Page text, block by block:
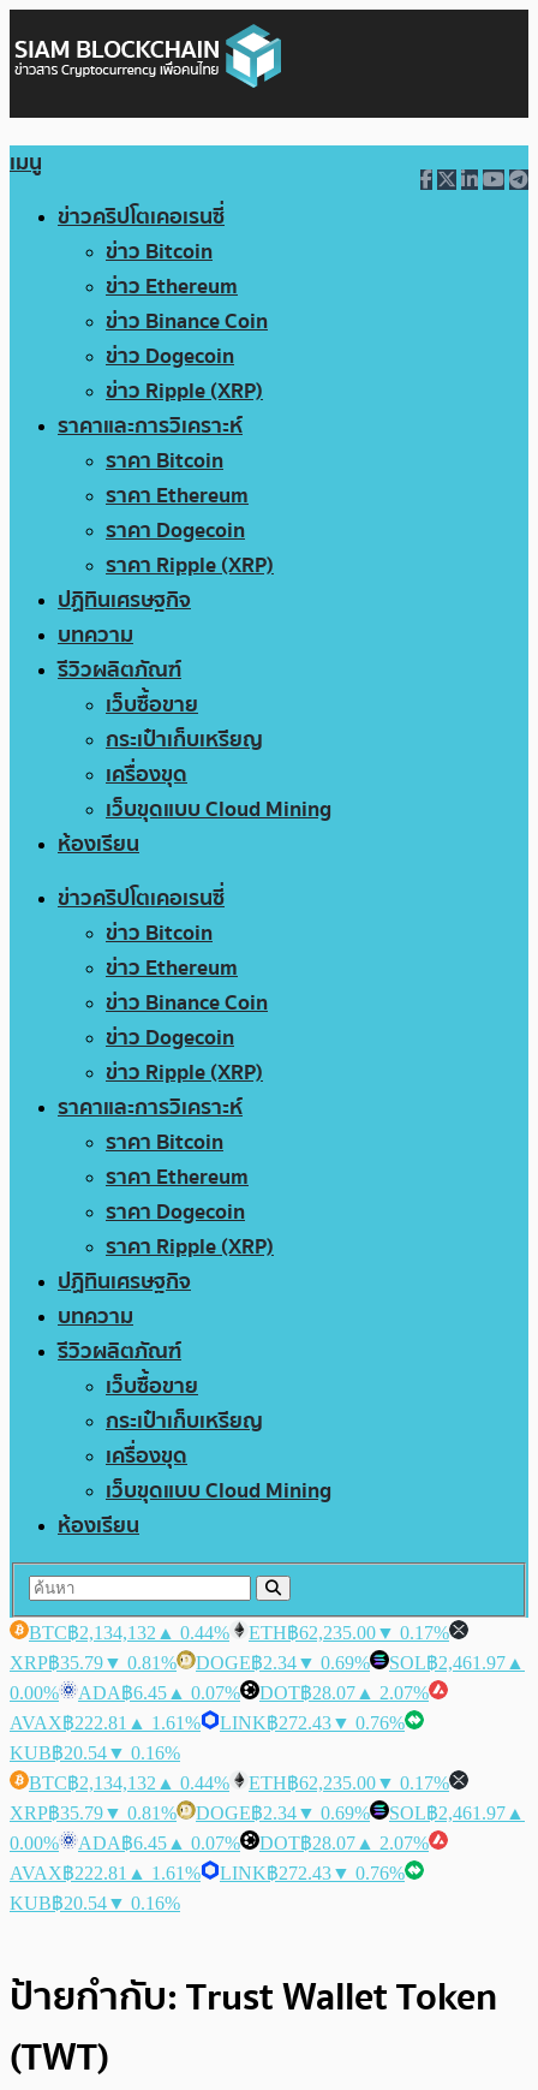
เมนู
ข่าวคริปโตเคอเรนซี่
ข่าว Bitcoin
ข่าว Ethereum
ข่าว Binance Coin
ข่าว Dogecoin
ข่าว Ripple (XRP)
ราคาและการวิเคราะห์
ราคา Bitcoin
ราคา Ethereum
ราคา Dogecoin
ราคา Ripple (XRP)
ปฏิทินเศรษฐกิจ
บทความ
รีวิวผลิตภัณฑ์
เว็บซื้อขาย
กระเป๋าเก็บเหรียญ
เครื่องขุด
เว็บขุดแบบ Cloud Mining
ห้องเรียน
ข่าวคริปโตเคอเรนซี่
ข่าว Bitcoin
ข่าว Ethereum
ข่าว Binance Coin
ข่าว Dogecoin
ข่าว Ripple (XRP)
ราคาและการวิเคราะห์
ราคา Bitcoin
ราคา Ethereum
ราคา Dogecoin
ราคา Ripple (XRP)
ปฏิทินเศรษฐกิจ
บทความ
รีวิวผลิตภัณฑ์
เว็บซื้อขาย
กระเป๋าเก็บเหรียญ
เครื่องขุด
เว็บขุดแบบ Cloud Mining
ห้องเรียน
BTC฿2,134,132 ▲ 0.44% ETH฿62,235.00▼ 0.17%
XRP฿35.79▼ 0.81% DOGE฿2.34▼ 0.69% SOL฿2,461.97 ▲
0.00%
ADA฿6.45 ▲ 0.07% DOT฿28.07 ▲ 2.07%
AVAX฿222.81 ▲ 1.61% LINK฿272.43▼ 0.76%
KUB฿20.54▼ 0.16%
BTC฿2,134,132 ▲ 0.44% ETH฿62,235.00▼ 0.17%
XRP฿35.79▼ 0.81% DOGE฿2.34▼ 0.69% SOL฿2,461.97 ▲
0.00%
ADA฿6.45 ▲ 0.07% DOT฿28.07 ▲ 2.07%
AVAX฿222.81 ▲ 1.61% LINK฿272.43▼ 0.76%
KUB฿20.54▼ 0.16%
ป้ายกำกับ:Trust Wallet Token
(TWT)